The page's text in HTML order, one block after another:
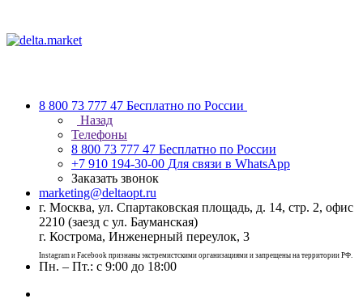
8 800 73 777 47 Бесплатно по России
Назад
Телефоны
8 800 73 777 47 Бесплатно по России
+7 910 194-30-00 Для связи в WhatsApp
Заказать звонок
marketing@deltaopt.ru
г. Москва, ул. Спартаковская площадь, д. 14, стр. 2, офис
2210 (заезд с ул. Бауманская)
г. Кострома, Инженерный переулок, 3
Instagram и Facebook признаны экстремистскими организациями и запрещены на территории РФ.
Пн. – Пт.: с 9:00 до 18:00